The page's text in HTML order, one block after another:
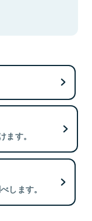
す。
します。